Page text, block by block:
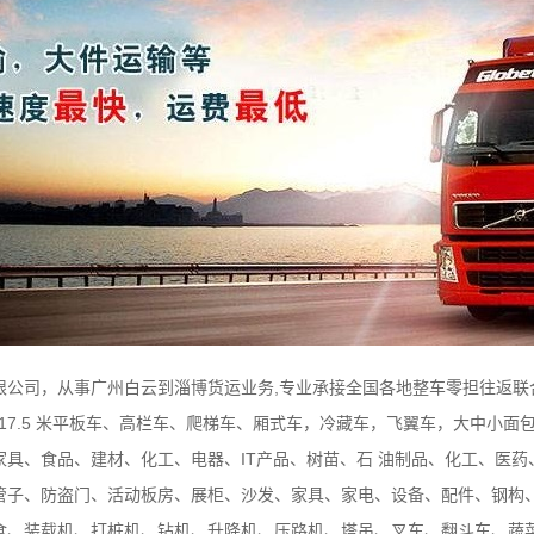
司，从事广州白云到淄博货运业务,专业承接全国各地整车零担往返
米平板车、高栏车、爬梯车、厢式车，冷藏车，飞翼车，大中小面
、食品、建材、化工、电器、IT产品、树苗、石 油制品、化工、医
、防盗门、活动板房、展柜、沙发、家具、家电、设备、配件、钢构